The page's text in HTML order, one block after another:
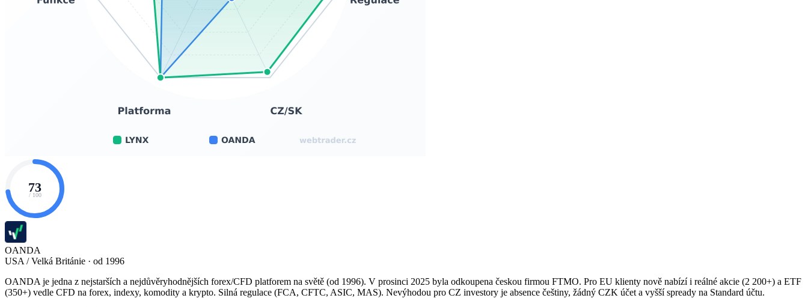
73
/ 100
OANDA
USA / Velká Británie · od 1996
OANDA je jedna z nejstarších a nejdůvěryhodnějších forex/CFD platforem na světě (od 1996). V prosinci 2025 byla odkoupena českou firmou FTMO. Pro EU klienty nově nabízí i reálné akcie (2 200+) a ETF
(350+) vedle CFD na forex, indexy, komodity a krypto. Silná regulace (FCA, CFTC, ASIC, MAS). Nevýhodou pro CZ investory je absence češtiny, žádný CZK účet a vyšší spready na Standard účtu.